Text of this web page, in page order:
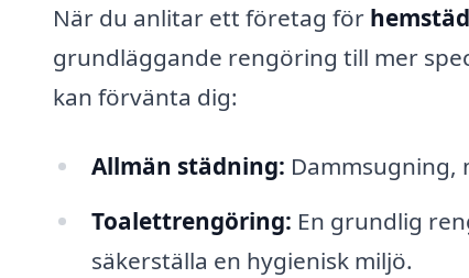
När du anlitar ett företag för
grundläggande rengöring till mer
kan förvänta dig:
Allmän städning: Dammsugning,
Toalettrengöring: En grundlig
säkerställa en hygienisk miljö.